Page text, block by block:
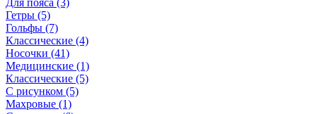
Для пояса (3)
Гетры (5)
Гольфы (7)
Классические (4)
Носочки (41)
Медицинские (1)
Классические (5)
С рисунком (5)
Махровые (1)